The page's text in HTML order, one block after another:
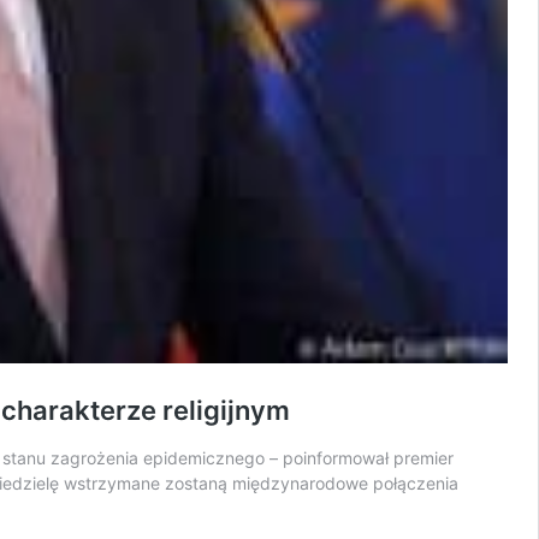
religijnym
zagrożenia epidemicznego – poinformował premier
wstrzymane zostaną międzynarodowe połączenia